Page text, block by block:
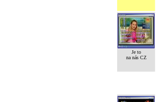
Je to
na nás CZ